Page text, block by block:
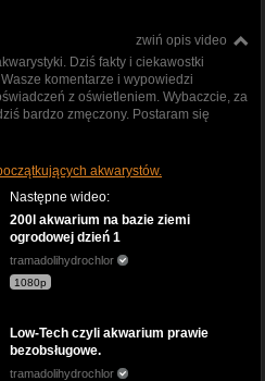
zwiń opis video
Dziś fakty i ciekawostki
komentarze i wypowiedzi
z oświetleniem. Wybaczcie, za
bardzo zmęczony. Postaram się
akwarystów.
Następne wideo:
200l akwarium na bazie ziemi
ogrodowej dzień 1
tramadolihydrochlor
1080p
Low-Tech czyli akwarium prawie
bezobsługowe.
tramadolihydrochlor